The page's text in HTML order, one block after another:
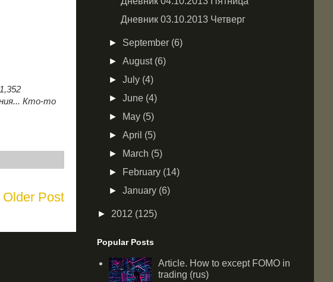
Кто-то
Older Post
Дневник 03.10.2013 Четверг
► September (6)
►August (6)
►July (4)
►June (4)
►
May (5)
►April (5)
►
March (5)
►
February (14)
►January (6)
► 2012 (125)
Popular Posts
Article. How to except FOMO in
trading (rus)